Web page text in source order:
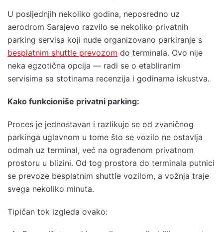
U posljednjih nekoliko godina, neposredno uz
aerodrom Sarajevo razvilo se nekoliko privatnih
parking servisa koji nude organizovano parkiranje s
besplatnim shuttle prevozom do terminala. Ovo nije
neka egzotična opcija — radi se o etabliranim
servisima sa stotinama recenzija i godinama iskustva.
Kako funkcioniše privatni parking:
Proces je jednostavan i razlikuje se od zvaničnog
parkinga uglavnom u tome što se vozilo ne ostavlja
odmah uz terminal, već na ograđenom privatnom
prostoru u blizini. Od tog prostora do terminala putnici
se prevoze besplatnim shuttle vozilom, a vožnja traje
svega nekoliko minuta.
Tipičan tok izgleda ovako: